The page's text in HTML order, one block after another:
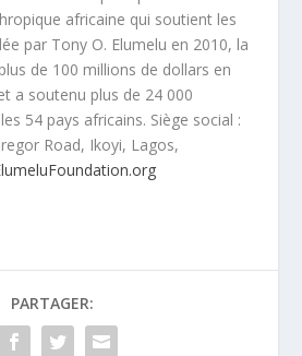
africaine qui soutient les
par Tony O. Elumelu en 2010, la
de 100 millions de dollars en
a soutenu plus de 24 000
54 pays africains. Siège social :
Road, Ikoyi, Lagos,
PARTAGER: